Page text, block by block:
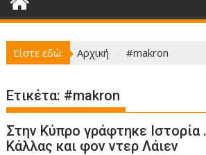
Είστε εδώ: Αρχική #makron
Ετικέτα: #makron
Στην Κύπρο γράφτηκε
Κάλλας και φον ντερ Λάιεν